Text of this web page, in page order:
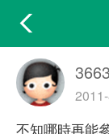
3663
不知哪時再能